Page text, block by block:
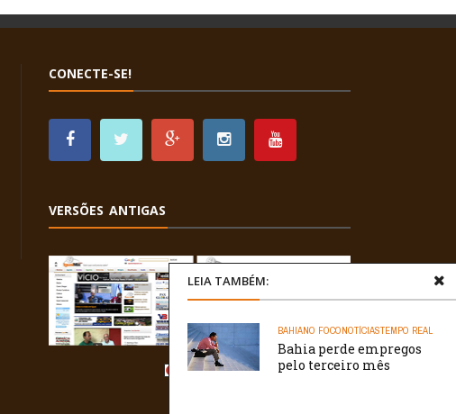
LEIA TAMBÉM:
BAHIANO FOCONOTÍCIASTEMPO REAL
Bahia perde empregos
pelo terceiro mês
CONECTE-SE!
VERSÕES ANTIGAS